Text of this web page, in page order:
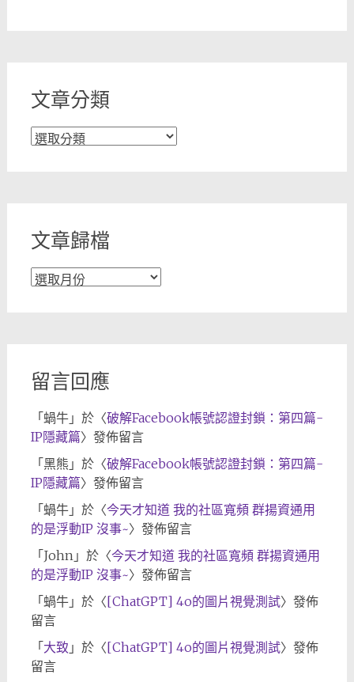
文章分類
文
文章歸檔
文
留言回應
「 蝸牛」於〈破解Facebook帳號認證封鎖：第四篇-
IP隱藏篇〉發佈留言
「 黑熊 」於〈破解Facebook帳號認證封鎖：第四篇-
IP隱藏篇〉發佈留言
「 蝸牛」於〈今天才知道 我的社區寬頻 群揚資通用
的是浮動IP 沒事~〉發佈留言
「 John」於〈今天才知道 我的社區寬頻 群揚資通用
的是浮動IP 沒事~〉發佈留言
「 蝸牛」於〈[ChatGPT] 4o的圖片視覺測試〉發佈
留言
「 大致 」於〈[ChatGPT] 4o的圖片視覺測試〉發佈
留言